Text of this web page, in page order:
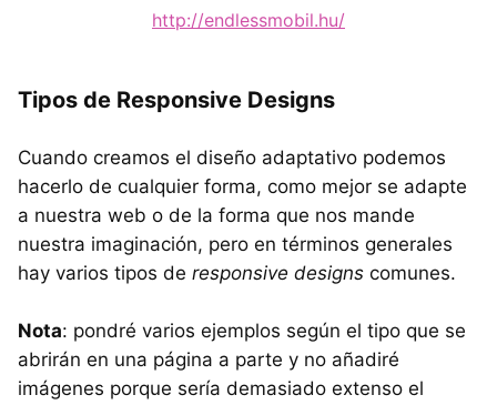
http://endlessmobil.hu/
Tipos de Responsive Designs
Cuando creamos el diseño adaptativo podemos
hacerlo de cualquier forma, como mejor se adapte
a nuestra web o de la forma que nos mande
nuestra imaginación, pero en términos generales
hay varios tipos de responsive designs comunes.
Nota: pondré varios ejemplos según el tipo que se
abrirán en una página a parte y no añadiré
imágenes porque sería demasiado extenso el